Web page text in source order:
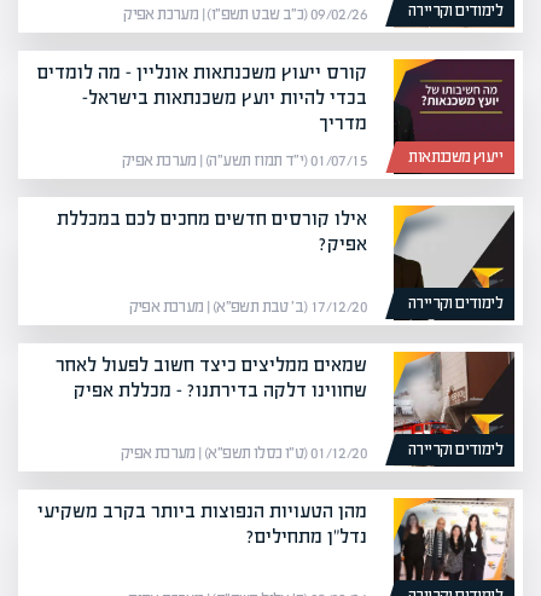
לימודים וקריירה 09/02/26 (כ״ב שבט תשפ״ו) | מערכת אפיק
ייעוץ משכנתאות
קורס ייעוץ משכנתאות אונליין – מה לומדים
בכדי להיות יועץ משכנתאות בישראל-
מדריך
01/07/15 (י״ד תמוז תשע״ה) | מערכת אפיק
לימודים וקריירה
אילו קורסים חדשים מחכים לכם במכללת
אפיק?
17/12/20 (ב׳ טבת תשפ״א) | מערכת אפיק
לימודים וקריירה
שמאים ממליצים כיצד חשוב לפעול לאחר
שחווינו דלקה בדירתנו? – מכללת אפיק
01/12/20 (ט״ו כסלו תשפ״א) | מערכת אפיק
מהן הטעויות הנפוצות ביותר בקרב משקיעי
נדל"ן מתחילים?